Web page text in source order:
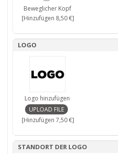
Beweglicher Kopf
[Hinzufügen 8,50 €]
LOGO
Logo hinzufügen
[Hinzufügen 7,50 €]
STANDORT DER LOGO